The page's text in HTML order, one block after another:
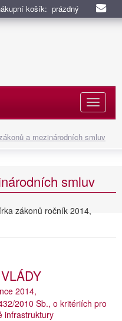
košík: prázdný
a mezinárodních smluv
smluv
zákonů ročník 2014,
2014,
2010 Sb., o kritériích pro
infrastruktury